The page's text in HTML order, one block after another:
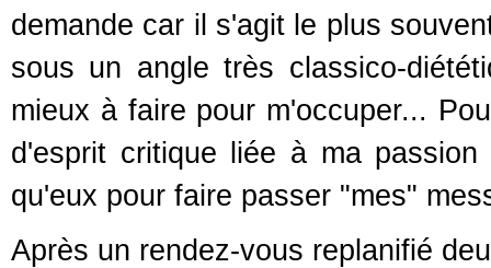
demande car il s'agit le plus
sous un angle très classico-
mieux à faire pour m'occuper...
d'esprit critique liée à ma
qu'eux pour faire passer "mes"
Après un rendez-vous replanifié